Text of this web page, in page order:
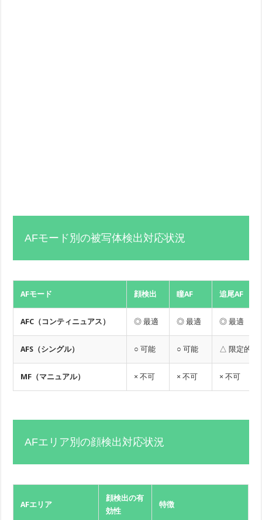
AFモード別の被写体検出対応状況
AFモード 顔検出 瞳AF 追尾AF
AFC（コンティニュアス） ◎ 最適 ◎ 最適 ◎ 最適
AFS（シングル） ○ 可能 ○ 可能 △ 限定的
MF（マニュアル） × 不可 × 不可 × 不可
AFエリア別の顔検出対応状況
AFエリア
顔検出の有
効性
特徴